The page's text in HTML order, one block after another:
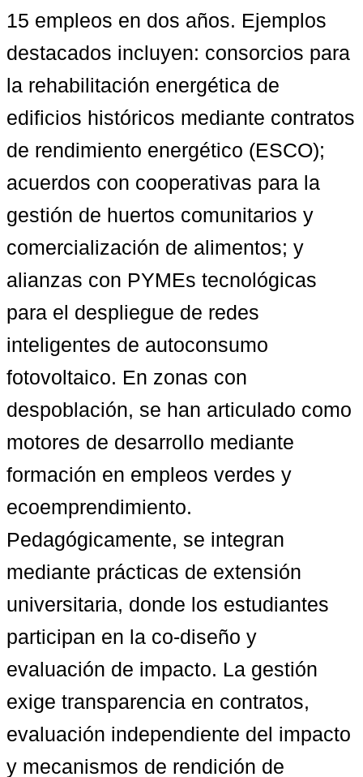
15 empleos en dos años. Ejemplos
destacados incluyen: consorcios para
la rehabilitación energética de
edificios históricos mediante contratos
de rendimiento energético (ESCO);
acuerdos con cooperativas para la
gestión de huertos comunitarios y
comercialización de alimentos; y
alianzas con PYMEs tecnológicas
para el despliegue de redes
inteligentes de autoconsumo
fotovoltaico. En zonas con
despoblación, se han articulado como
motores de desarrollo mediante
formación en empleos verdes y
ecoemprendimiento.
Pedagógicamente, se integran
mediante prácticas de extensión
universitaria, donde los estudiantes
participan en la co-diseño y
evaluación de impacto. La gestión
exige transparencia en contratos,
evaluación independiente del impacto
y mecanismos de rendición de